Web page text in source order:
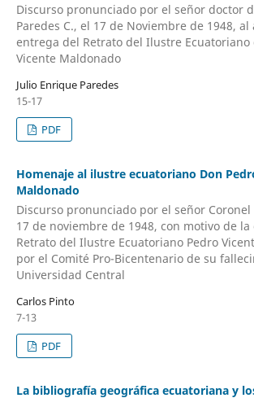
Discurso pronunciado por el señor doctor
Paredes C., el 17 de Noviembre de 1948,
entrega del Retrato del Ilustre Ecuatoriano
Vicente Maldonado
Julio Enrique Paredes
15-17
PDF
Homenaje al ilustre ecuatoriano Don
Maldonado
Discurso pronunciado por el señor Coronel
17 de noviembre de 1948, con motivo de
Retrato del Ilustre Ecuatoriano Pedro
por el Comité Pro-Bicentenario de su
Universidad Central
Carlos Pinto
7-13
PDF
La bibliografía geográfica ecuatoriana y